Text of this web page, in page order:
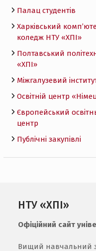
Палац студентів
Харківський
коледж НТУ «ХПI»
Полтавський
«ХПI»
Міжгалузевий
Освітній центр
Європейський
центр
Публічні закупівлі
НТУ «ХПІ»
Офіційний сайт
Вищий навчальний